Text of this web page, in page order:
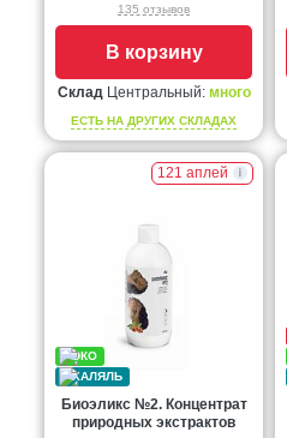
135 отзывов
В корзину
Склад Центральный: много
ЕСТЬ НА ДРУГИХ СКЛАДАХ
121 аплей
Биоэликс №2. Концентрат
природных экстрактов